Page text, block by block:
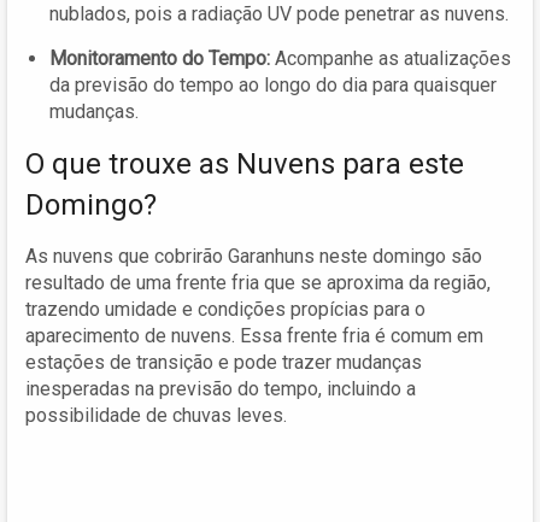
nublados, pois a radiação UV pode penetrar as nuvens.
Monitoramento do Tempo: Acompanhe as atualizações
da previsão do tempo ao longo do dia para quaisquer
mudanças.
O que trouxe as Nuvens para este
Domingo?
As nuvens que cobrirão Garanhuns neste domingo são
resultado de uma frente fria que se aproxima da região,
trazendo umidade e condições propícias para o
aparecimento de nuvens. Essa frente fria é comum em
estações de transição e pode trazer mudanças
inesperadas na previsão do tempo, incluindo a
possibilidade de chuvas leves.